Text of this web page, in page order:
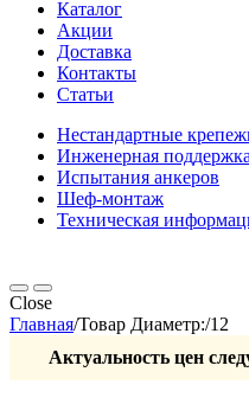
Каталог
Акции
Доставка
Контакты
Статьи
Нестандартные
Инженерная поддержка
Испытания анкеров
Шеф-монтаж
Техническая
Close
Главная/Товар Диаметр:/12
Актуальность цен